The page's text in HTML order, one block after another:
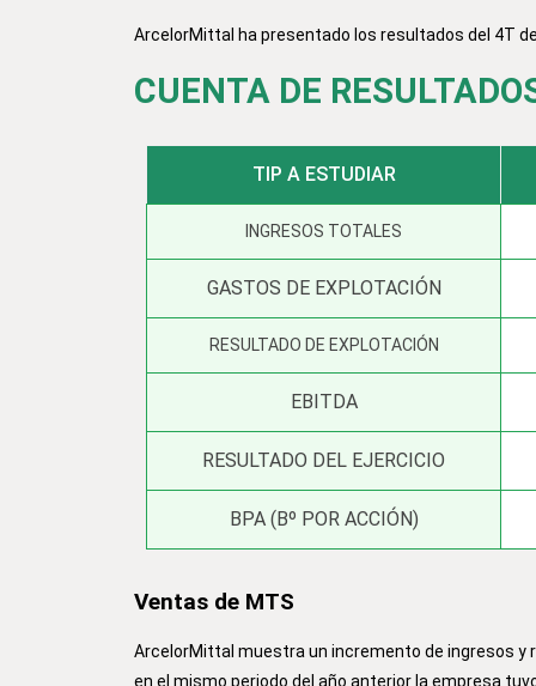
ArcelorMittal ha presentado los resultados del 4T
CUENTA DE
TIP A ESTUDIAR
INGRESOS TOTALES
GASTOS DE EXPLOTACIÓN
RESULTADO DE EXPLOTACIÓN
EBITDA
RESULTADO DEL EJERCICIO
BPA (Bº POR ACCIÓN)
Ventas de MTS
ArcelorMittal muestra un incremento de ingresos y
en el mismo periodo del año anterior la empresa